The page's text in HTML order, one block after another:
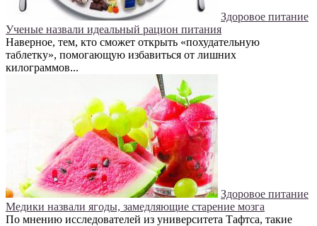
Здоровое питание
Ученые назвали идеальный рацион питания
Наверное, тем, кто сможет открыть «похудательную
таблетку», помогающую избавиться от лишних
килограммов...
Здоровое питание
Медики назвали ягоды, замедляющие старение мозга
По мнению исследователей из университета Тафтса, такие